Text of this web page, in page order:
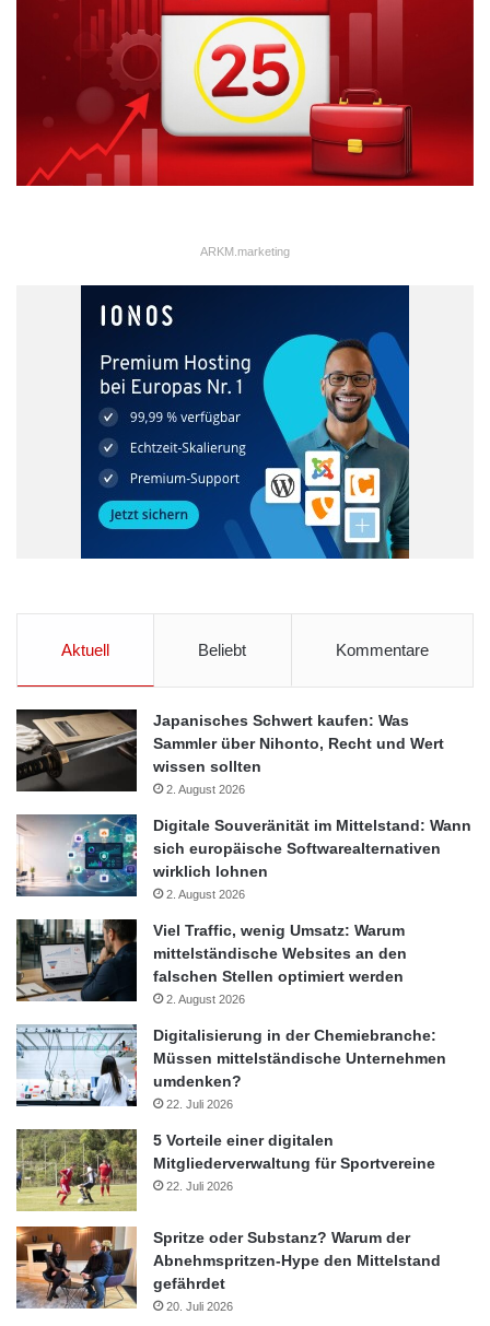
ARKM.marketing
Aktuell Beliebt Kommentare
Japanisches Schwert kaufen: Was
Sammler über Nihonto, Recht und Wert
wissen sollten
2. August 2026
Digitale Souveränität im Mittelstand: Wann
sich europäische Softwarealternativen
wirklich lohnen
2. August 2026
Viel Traffic, wenig Umsatz: Warum
mittelständische Websites an den
falschen Stellen optimiert werden
2. August 2026
Digitalisierung in der Chemiebranche:
Müssen mittelständische Unternehmen
umdenken?
22. Juli 2026
5 Vorteile einer digitalen
Mitgliederverwaltung für Sportvereine
22. Juli 2026
Spritze oder Substanz? Warum der
Abnehmspritzen-Hype den Mittelstand
gefährdet
20. Juli 2026